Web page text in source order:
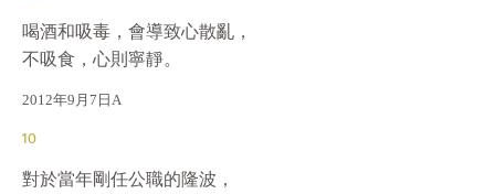
喝酒和吸毒，會導致心散亂，
不吸食，心則寧靜。
2012年9月7日A
10
對於當年剛任公職的隆波，